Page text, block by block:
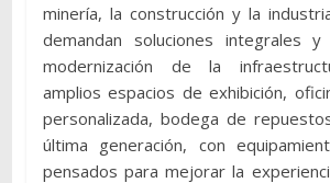
minería, la construcción y la
demandan soluciones integrales
modernización de la
amplios espacios de exhibición,
personalizada, bodega de
última generación, con
pensados para mejorar la